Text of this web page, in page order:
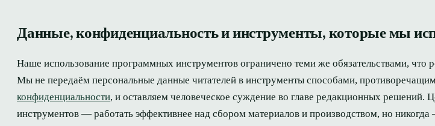
Данные, конфиденциальность и инструменты, которые мы
Наше использование программных инструментов ограничено теми же обязательствами, что
Мы не передаём персональные данные читателей в инструменты способами,
конфиденциальности, и оставляем человеческое суждение во главе редакционных решений.
инструментов — работать эффективнее над сбором материалов и производством, но никогда